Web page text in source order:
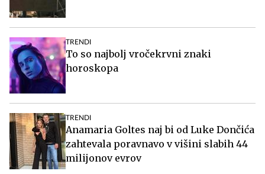
TRENDI
To so najbolj vročekrvni znaki
horoskopa
TRENDI
Anamaria Goltes naj bi od Luke Dončića
zahtevala poravnavo v višini slabih 44
milijonov evrov